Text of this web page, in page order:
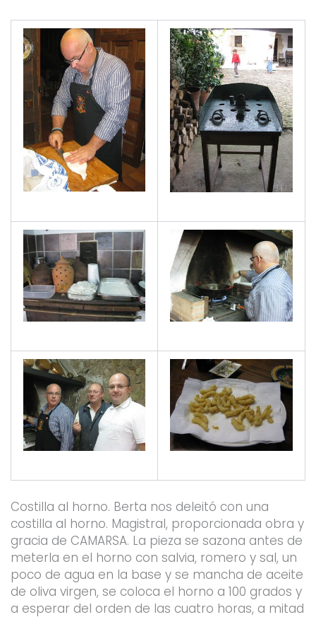
Costilla al horno. Berta nos deleitó con una
costilla al horno. Magistral, proporcionada obra y
gracia de CAMARSA. La pieza se sazona antes de
meterla en el horno con salvia, romero y sal, un
poco de agua en la base y se mancha de aceite
de oliva virgen, se coloca el horno a 100 grados y
a esperar del orden de las cuatro horas, a mitad